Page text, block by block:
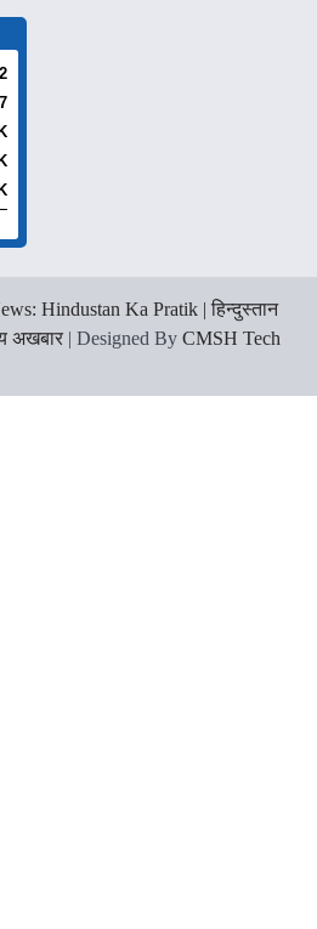
Hindustan Ka Pratik | हिन्दुस्तान
अखबार | Designed By CMSH Tech